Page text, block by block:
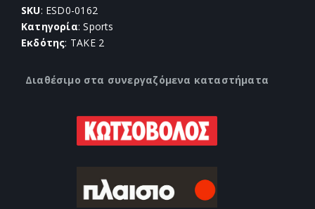
SKU: ESD0-0162
Κατηγορία: Sports
Εκδότης: TAKE 2
Διαθέσιμο στα συνεργαζόμενα καταστήματα